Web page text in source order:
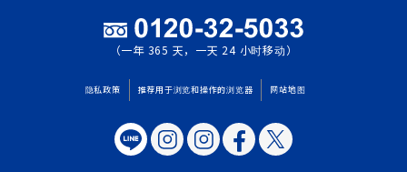
（一年 365 天，一天 24 小时移动）
隐私政策 推荐用于浏览和操作的浏览器 网站地图